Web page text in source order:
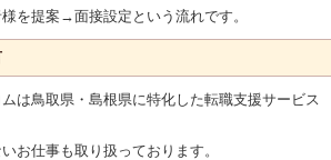
を提案→面接設定という流れです。
は鳥取県・島根県に特化した転職支援サービス
お仕事も取り扱っております。